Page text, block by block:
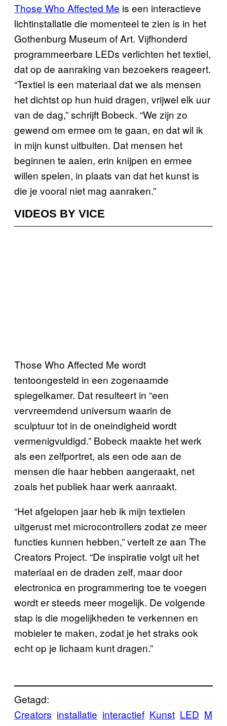
Those Who Affected Me is een interactieve
lichtinstallatie die momenteel te zien is in het
Gothenburg Museum of Art. Vijfhonderd
programmeerbare LEDs verlichten het textiel,
dat op de aanraking van bezoekers reageert.
“Textiel is een materiaal dat we als mensen
het dichtst op hun huid dragen, vrijwel elk uur
van de dag,” schrijft Bobeck. “We zijn zo
gewend om ermee om te gaan, en dat wil ik
in mijn kunst uitbuiten. Dat mensen het
beginnen te aaien, erin knijpen en ermee
willen spelen, in plaats van dat het kunst is
die je vooral niet mag aanraken.”
VIDEOS BY VICE
Those Who Affected Me wordt
tentoongesteld in een zogenaamde
spiegelkamer. Dat resulteert in “een
vervreemdend universum waarin de
sculptuur tot in de oneindigheid wordt
vermenigvuldigd.” Bobeck maakte het werk
als een zelfportret, als een ode aan de
mensen die haar hebben aangeraakt, net
zoals het publiek haar werk aanraakt.
“Het afgelopen jaar heb ik mijn textielen
uitgerust met microcontrollers zodat ze meer
functies kunnen hebben,” vertelt ze aan The
Creators Project. “De inspiratie volgt uit het
materiaal en de draden zelf, maar door
electronica en programmering toe te voegen
wordt er steeds meer mogelijk. De volgende
stap is die mogelijkheden te verkennen en
mobieler te maken, zodat je het straks ook
echt op je lichaam kunt dragen.”
Getagd:
Creators installatie interactief Kunst LED M